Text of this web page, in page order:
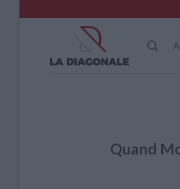
to
Quand